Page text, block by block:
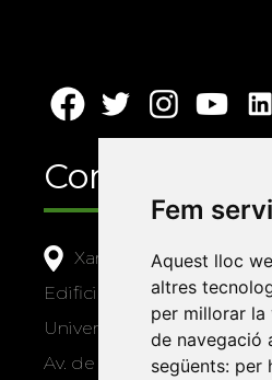
Fem
Aquest lloc
altres
per millorar la
de navegació
següents: per
Contacte
Xarxa Vives
Edifici Àgora
Universitat Jaume I, local 10
Av. de Vicent Sos Baynat,